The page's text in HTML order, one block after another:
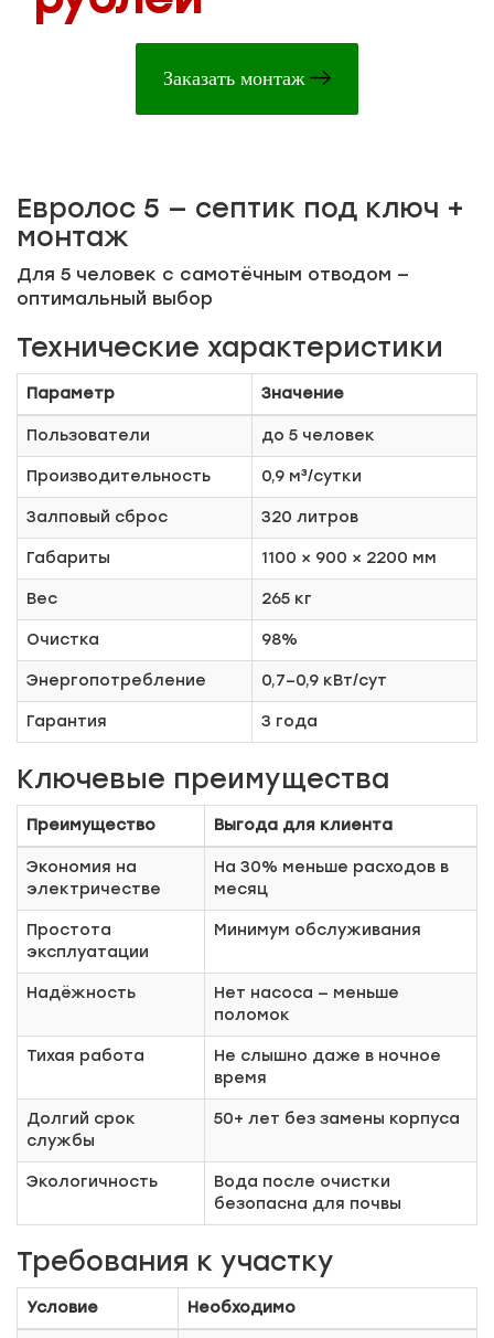
Заказать монтаж
Евролос 5 — септик под ключ +
монтаж
Для 5 человек с самотёчным отводом —
оптимальный выбор
Технические характеристики
Параметр Значение
Пользователи до 5 человек
Производительность 0,9 м³/сутки
Залповый сброс 320 литров
Габариты 1100 × 900 × 2200 мм
Вес 265 кг
Очистка 98%
Энергопотребление 0,7–0,9 кВт/сут
Гарантия 3 года
Ключевые преимущества
Преимущество Выгода для клиента
Экономия на
электричестве
На 30% меньше расходов в
месяц
Простота
эксплуатации
Минимум обслуживания
Надёжность
Нет насоса — меньше
поломок
Тихая работа
Не слышно даже в ночное
время
Долгий срок
службы
50+ лет без замены корпуса
Экологичность
Вода после очистки
безопасна для почвы
Требования к участку
Условие Необходимо